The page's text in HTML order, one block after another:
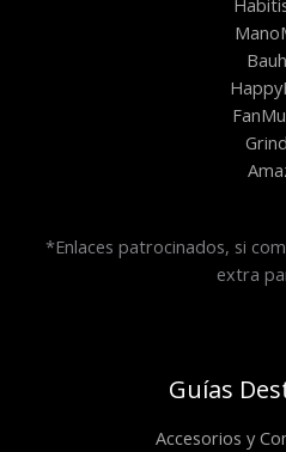
*Enlaces patrocinados, si
extra
Guías
Accesorios y